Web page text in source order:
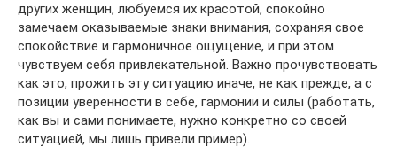
других женщин, любуемся их красотой, спокойно
замечаем оказываемые знаки внимания, сохраняя свое
спокойствие и гармоничное ощущение, и при этом
чувствуем себя привлекательной. Важно прочувствовать
как это, прожить эту ситуацию иначе, не как прежде, а с
позиции уверенности в себе, гармонии и силы (работать,
как вы и сами понимаете, нужно конкретно со своей
ситуацией, мы лишь привели пример).